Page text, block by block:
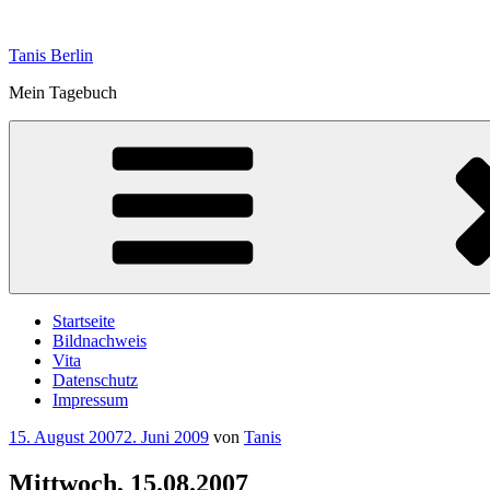
springen
Tanis Berlin
Mein Tagebuch
Startseite
Bildnachweis
Vita
Datenschutz
Impressum
Veröffentlicht
15. August 20072. Juni 2009 von Tanis
Mittwoch, 15.08.2007